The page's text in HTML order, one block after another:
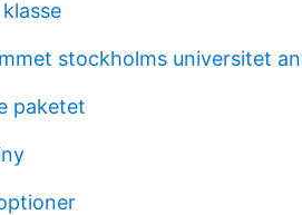
stockholms universitet
paketet